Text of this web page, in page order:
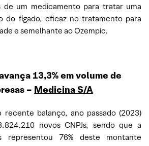
de um medicamento para tratar uma
do fígado, eficaz no tratamento para
e semelhante ao Ozempic.
13,3% em volume de
– Medicina S/A
balanço, ano passado (2023)
novos CNPJs, sendo que a
representou 76% deste montante